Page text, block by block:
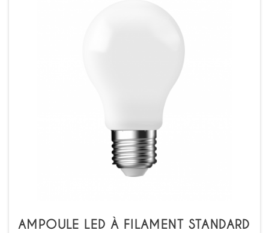
AMPOULE LED À FILAMENT STANDARD